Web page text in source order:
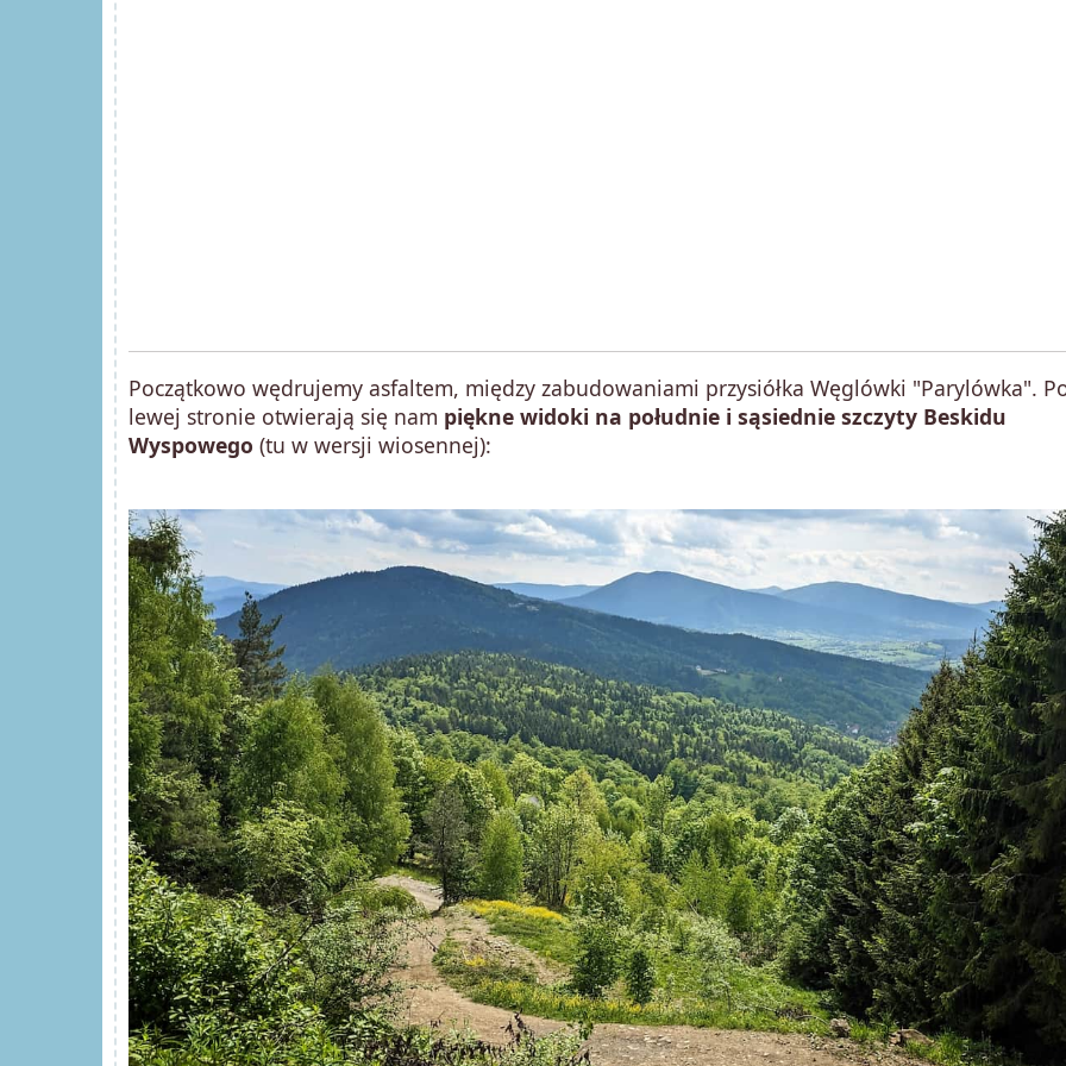
Początkowo wędrujemy asfaltem, między zabudowaniami przysiółka Węglówki "Parylówka".
lewej stronie otwierają się nam piękne widoki na południe i sąsiednie szczyty Beskidu
Wyspowego (tu w wersji wiosennej):